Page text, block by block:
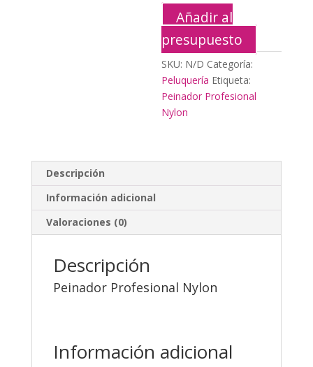
Añadir al
presupuesto
SKU: N/D Categoría:
Peluquería Etiqueta:
Peinador Profesional
Nylon
Descripción
Información adicional
Valoraciones (0)
Descripción
Peinador Profesional Nylon
Información adicional